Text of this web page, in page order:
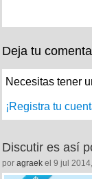
Deja tu
Necesitas tener
¡Registra tu
Discutir es así
por agraek el 9 jul